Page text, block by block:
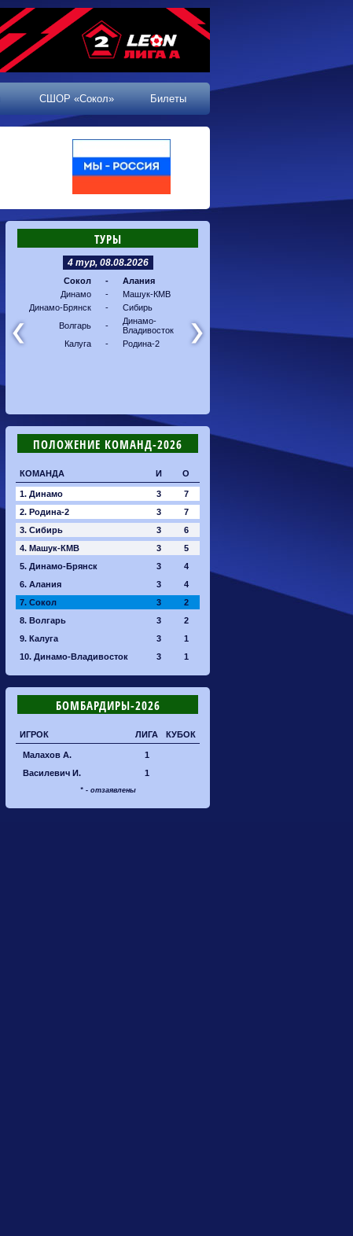
СШОР «Сокол» Билеты
ТУРЫ
4 тур, 08.08.2026
Сокол -
Алания
Динамо
-
Машук-КМВ
Динамо-Брянск
-
Сибирь
Волгарь
-
Динамо-
Владивосток
Калуга
- Родина-2
Сибирь
ПОЛОЖЕНИЕ КОМАНД-2026
КОМАНДА И О
1. Динамо 3
7
2. Родина-2
3
7
3. Сибирь
3
6
4. Машук-КМВ
3
5
5. Динамо-Брянск
3
4
6. Алания
3
4
7. Сокол
3
2
8. Волгарь
3
2
9. Калуга
3
1
10. Динамо-Владивосток
3 1
БОМБАРДИРЫ-2026
ИГРОК ЛИГА КУБОК
Малахов А.
1
Василевич И.
1
* - отзаявлены